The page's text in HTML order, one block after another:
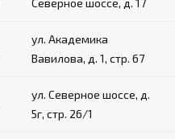
Северное шоссе, д. 17
ул. Академика
Вавилова, д. 1, стр. 67
ул. Северное шоссе, д.
5г, стр. 26/1